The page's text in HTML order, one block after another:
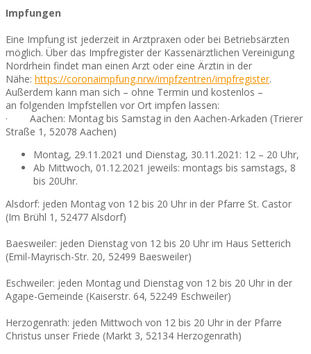
Impfungen
Eine Impfung ist jederzeit in Arztpraxen oder bei Betriebsärzten
möglich. Über das Impfregister der Kassenärztlichen Vereinigung
Nordrhein findet man einen Arzt oder eine Ärztin in der
Nähe: https://coronaimpfung.nrw/impfzentren/impfregister.
Außerdem kann man sich – ohne Termin und kostenlos –
an folgenden Impfstellen vor Ort impfen lassen:
· Aachen: Montag bis Samstag in den Aachen-Arkaden (Trierer
Straße 1, 52078 Aachen)
Montag, 29.11.2021 und Dienstag, 30.11.2021: 12 – 20 Uhr,
Ab Mittwoch, 01.12.2021 jeweils: montags bis samstags, 8
bis 20Uhr.
Alsdorf: jeden Montag von 12 bis 20 Uhr in der Pfarre St. Castor
(Im Brühl 1, 52477 Alsdorf)
Baesweiler: jeden Dienstag von 12 bis 20 Uhr im Haus Setterich
(Emil-Mayrisch-Str. 20, 52499 Baesweiler)
Eschweiler: jeden Montag und Dienstag von 12 bis 20 Uhr in der
Agape-Gemeinde (Kaiserstr. 64, 52249 Eschweiler)
Herzogenrath: jeden Mittwoch von 12 bis 20 Uhr in der Pfarre
Christus unser Friede (Markt 3, 52134 Herzogenrath)